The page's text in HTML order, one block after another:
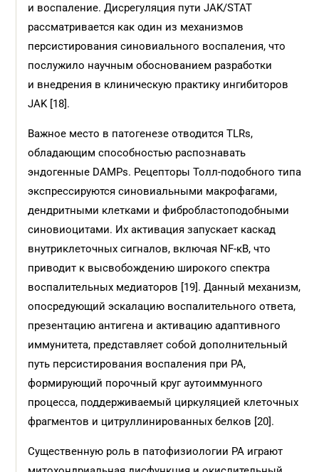
и воспаление. Дисрегуляция пути JAK/STAT
рассматривается как один из механизмов
персистирования синовиального воспаления, что
послужило научным обоснованием разработки
и внедрения в клиническую практику ингибиторов
JAK [18].
Важное место в патогенезе отводится TLRs,
обладающим способностью распознавать
эндогенные DAMPs. Рецепторы Толл-подобного типа
экспрессируются синовиальными макрофагами,
дендритными клетками и фибробластоподобными
синовиоцитами. Их активация запускает каскад
внутриклеточных сигналов, включая NF-κB, что
приводит к высвобождению широкого спектра
воспалительных медиаторов [19]. Данный механизм,
опосредующий эскалацию воспалительного ответа,
презентацию антигена и активацию адаптивного
иммунитета, представляет собой дополнительный
путь персистирования воспаления при РА,
формирующий порочный круг аутоиммунного
процесса, поддерживаемый циркуляцией клеточных
фрагментов и цитруллинированных белков [20].
Существенную роль в патофизиологии РА играют